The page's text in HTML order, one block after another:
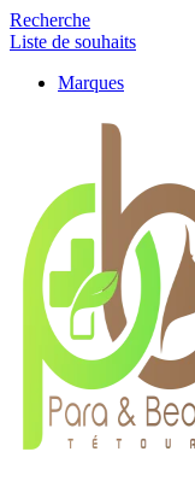
Recherche
Liste de souhaits
Marques